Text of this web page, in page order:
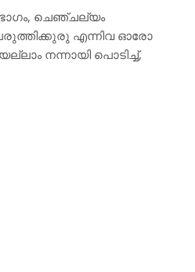
ചെഞ്ചല്യം
എന്നിവ ഓരോ
നന്നായി പൊടിച്ച്,